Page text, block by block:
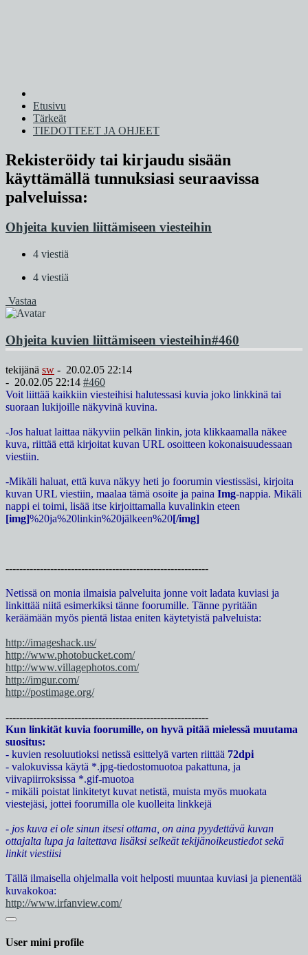
Etusivu
Tärkeät
TIEDOTTEET JA OHJEET
Rekisteröidy tai kirjaudu sisään
käyttämällä tunnuksiasi seuraavissa
palveluissa:
Ohjeita kuvien liittämiseen viesteihin
4 viestiä
4 viestiä
Vastaa
Ohjeita kuvien liittämiseen viesteihin#460
tekijänä sw - 20.02.05 22:14
- 20.02.05 22:14 #460
Voit liittää kaikkiin viesteihisi halutessasi kuvia joko linkkinä tai
suoraan lukijoille näkyvinä kuvina.
-Jos haluat laittaa näkyviin pelkän linkin, jota klikkaamalla näkee
kuva, riittää että kirjoitat kuvan URL osoitteen kokonaisuudessaan
viestiin.
-Mikäli haluat, että kuva näkyy heti jo foorumin viestissäsi, kirjoita
kuvan URL viestiin, maalaa tämä osoite ja paina Img-nappia. Mikäli
nappi ei toimi, lisää itse kirjoittamalla kuvalinkin eteen
[img]%20ja%20linkin%20jälkeen%20[/img]
-----------------------------------------------------------
Netissä on monia ilmaisia palveluita jonne voit ladata kuviasi ja
linkittää niitä esimerkiksi tänne foorumille. Tänne pyritään
keräämään myös pientä listaa eniten käytetyistä palveluista:
http://imageshack.us/
http://www.photobucket.com/
http://www.villagephotos.com/
http://imgur.com/
http://postimage.org/
-----------------------------------------------------------
Kun linkität kuvia foorumille, on hyvä pitää mielessä muutama
suositus:
- kuvien resoluutioksi netissä esittelyä varten riittää 72dpi
- valokuvissa käytä *.jpg-tiedostomuotoa pakattuna, ja
viivapiirroksissa *.gif-muotoa
- mikäli poistat linkitetyt kuvat netistä, muista myös muokata
viestejäsi, jottei foorumilla ole kuolleita linkkejä
- jos kuva ei ole sinun itsesi ottama, on aina pyydettävä kuvan
ottajalta lupa ja laitettava lisäksi selkeät tekijänoikeustiedot sekä
linkit viestiisi
Tällä ilmaisella ohjelmalla voit helposti muuntaa kuviasi ja pienentää
kuvakokoa:
http://www.irfanview.com/
User mini profile